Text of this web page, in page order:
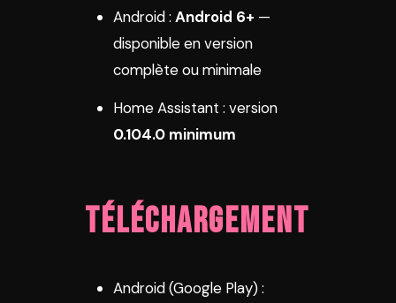
Android : Android 6+ —
disponible en version
complète ou minimale
Home Assistant : version
0.104.0 minimum
Téléchargement
Android (Google Play) :